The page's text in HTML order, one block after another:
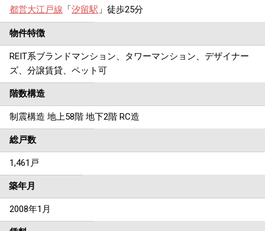
都営大江戸線 「汐留駅 」徒歩25分
物件特徴
REIT系ブランドマンション、タワーマンション、デザイナー
ズ、分譲賃貸、ペット可
階数構造
制震構造 地上58階 地下2階 RC造
総戸数
1,461戸
築年月
2008年1月